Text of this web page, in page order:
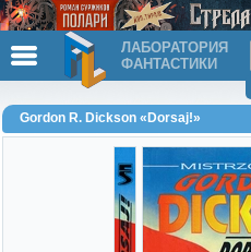
ЛАБОРАТОРИЯ
ФАНТАСТИКИ
Gordon R. Dickson «Dorsaj!»